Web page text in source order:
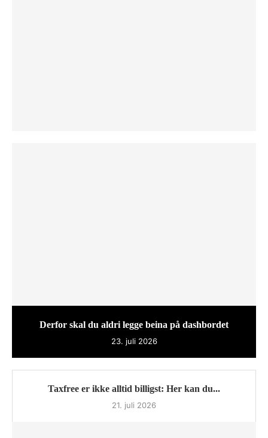
Derfor skal du aldri legge beina på dashbordet
23. juli 2026
Taxfree er ikke alltid billigst: Her kan du...
21. juli 2026